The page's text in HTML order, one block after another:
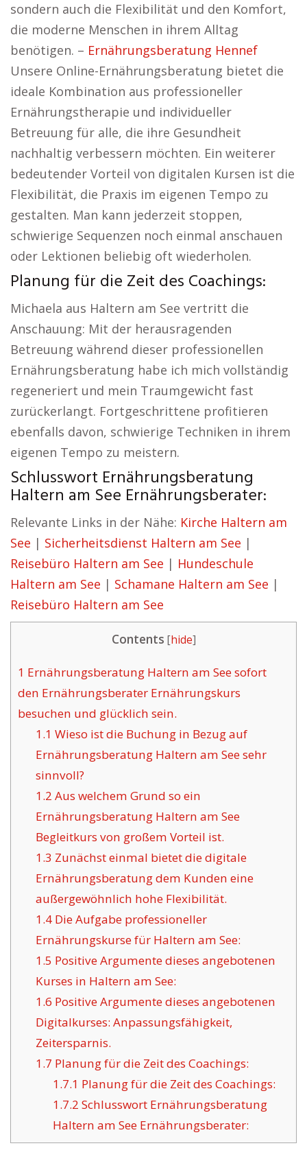
sondern auch die Flexibilität und den Komfort,
die moderne Menschen in ihrem Alltag
benötigen. – Ernährungsberatung Hennef
Unsere Online-Ernährungsberatung bietet die
ideale Kombination aus professioneller
Ernährungstherapie und individueller
Betreuung für alle, die ihre Gesundheit
nachhaltig verbessern möchten. Ein weiterer
bedeutender Vorteil von digitalen Kursen ist die
Flexibilität, die Praxis im eigenen Tempo zu
gestalten. Man kann jederzeit stoppen,
schwierige Sequenzen noch einmal anschauen
oder Lektionen beliebig oft wiederholen.
Planung für die Zeit des Coachings:
Michaela aus Haltern am See vertritt die
Anschauung: Mit der herausragenden
Betreuung während dieser professionellen
Ernährungsberatung habe ich mich vollständig
regeneriert und mein Traumgewicht fast
zurückerlangt. Fortgeschrittene profitieren
ebenfalls davon, schwierige Techniken in ihrem
eigenen Tempo zu meistern.
Schlusswort Ernährungsberatung
Haltern am See Ernährungsberater:
Relevante Links in der Nähe: Kirche Haltern am
See | Sicherheitsdienst Haltern am See |
Reisebüro Haltern am See | Hundeschule
Haltern am See | Schamane Haltern am See |
Reisebüro Haltern am See
Contents [hide]
1 Ernährungsberatung Haltern am See sofort
den Ernährungsberater Ernährungskurs
besuchen und glücklich sein.
1.1 Wieso ist die Buchung in Bezug auf
Ernährungsberatung Haltern am See sehr
sinnvoll?
1.2 Aus welchem Grund so ein
Ernährungsberatung Haltern am See
Begleitkurs von großem Vorteil ist.
1.3 Zunächst einmal bietet die digitale
Ernährungsberatung dem Kunden eine
außergewöhnlich hohe Flexibilität.
1.4Die Aufgabe professioneller
Ernährungskurse für Haltern am See:
1.5 Positive Argumente dieses angebotenen
Kurses in Haltern am See:
1.6 Positive Argumente dieses angebotenen
Digitalkurses: Anpassungsfähigkeit,
Zeitersparnis.
1.7 Planung für die Zeit des Coachings:
1.7.1 Planung für die Zeit des Coachings:
1.7.2 Schlusswort Ernährungsberatung
Haltern am See Ernährungsberater: